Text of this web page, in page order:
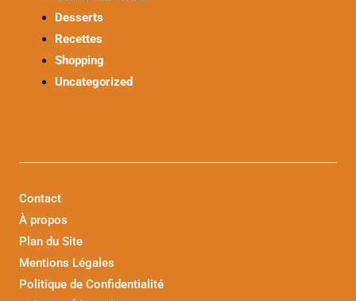
Desserts
Recettes
Shopping
Uncategorized
Contact
À propos
Plan du Site
Mentions Légales
Politique de Confidentialité